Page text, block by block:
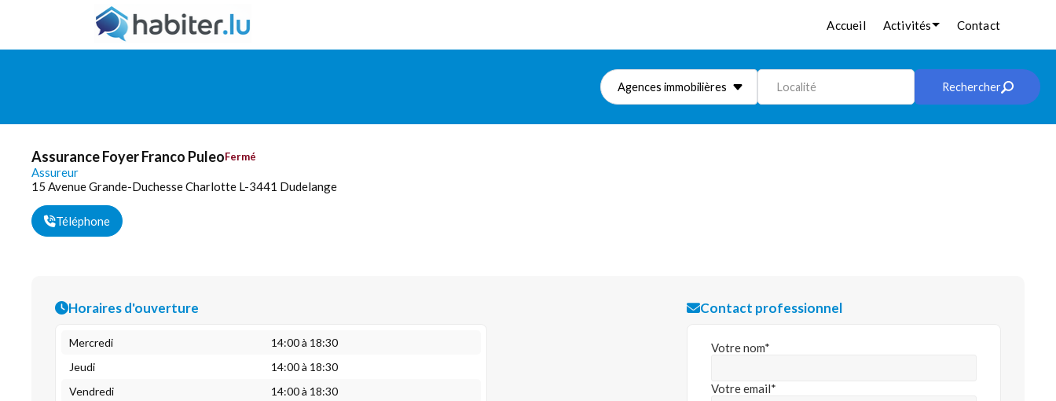
Accueil Activités Contact
Agences immobilières Localité Rechercher
Assurance Foyer Franco PuleoFermé
Assureur
15 Avenue Grande-Duchesse Charlotte L-3441 Dudelange
Téléphone
Horaires d'ouverture
Mercredi
14:00 à 18:30
Jeudi
14:00 à 18:30
Vendredi
14:00 à 18:30
Contact professionnel
Votre nom*
Votre email*